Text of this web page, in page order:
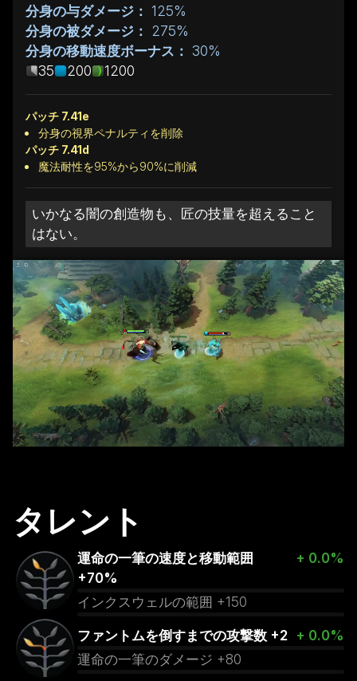
分身の与ダメージ： 125%
分身の被ダメージ：
275%
分身の移動速度ボーナス： 30%
35
200 1200
パッチ 7.41e
分身の視界ペナルティを削除
パッチ 7.41d
魔法耐性を95%から90%に削減
いかなる闇の創造物も、匠の技量を超えること
はない。
タレント
運命の一筆の速度と移動範囲
+70%
+ 0.0%
インクスウェルの範囲 +150
ファントムを倒すまでの攻撃数 +2
+ 0.0%
運命の一筆のダメージ +80